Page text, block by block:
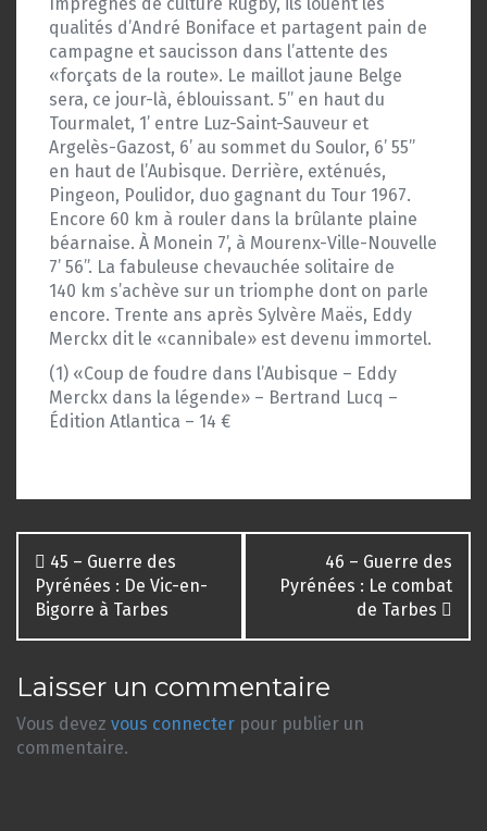
Imprégnés de culture Rugby, ils louent les
qualités d’André Boniface et partagent pain de
campagne et saucisson dans l’attente des
«forçats de la route». Le maillot jaune Belge
sera, ce jour-là, éblouissant. 5’’ en haut du
Tourmalet, 1’ entre Luz-Saint-Sauveur et
Argelès-Gazost, 6’ au sommet du Soulor, 6’ 55”
en haut de l’Aubisque. Derrière, exténués,
Pingeon, Poulidor, duo gagnant du Tour 1967.
Encore 60 km à rouler dans la brûlante plaine
béarnaise. À Monein 7’, à Mourenx-Ville-Nouvelle
7’ 56”. La fabuleuse chevauchée solitaire de
140 km s’achève sur un triomphe dont on parle
encore. Trente ans après Sylvère Maës, Eddy
Merckx dit le «cannibale» est devenu immortel.
(1) «Coup de foudre dans l’Aubisque – Eddy
Merckx dans la légende» – Bertrand Lucq –
Édition Atlantica – 14 €
Navigation
des
articles
45 – Guerre des
Pyrénées : De Vic-en-
Bigorre à Tarbes
46 – Guerre des
Pyrénées : Le combat
de Tarbes
Laisser un commentaire
Vous devez vous connecter pour publier un
commentaire.